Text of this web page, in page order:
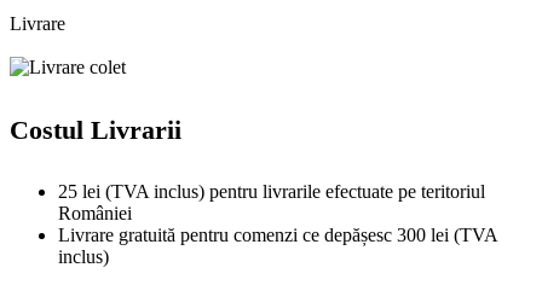
Livrare
Costul Livrarii
25 lei (TVA inclus) pentru livrarile efectuate pe teritoriul
României
Livrare gratuită pentru comenzi ce depășesc 300 lei (TVA
inclus)